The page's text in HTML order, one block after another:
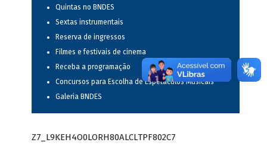
Quintas no BNDES
Sextas instrumentais
Reserva de ingressos
Filmes e festivais de cinema
Receba a programação
Concursos para Escolha de Espetáculos Musicais
Galeria BNDES
Z7_L9KEH4O0LORH80ALCLTPF802C7